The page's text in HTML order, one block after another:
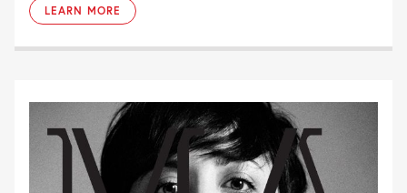
LEARN MORE